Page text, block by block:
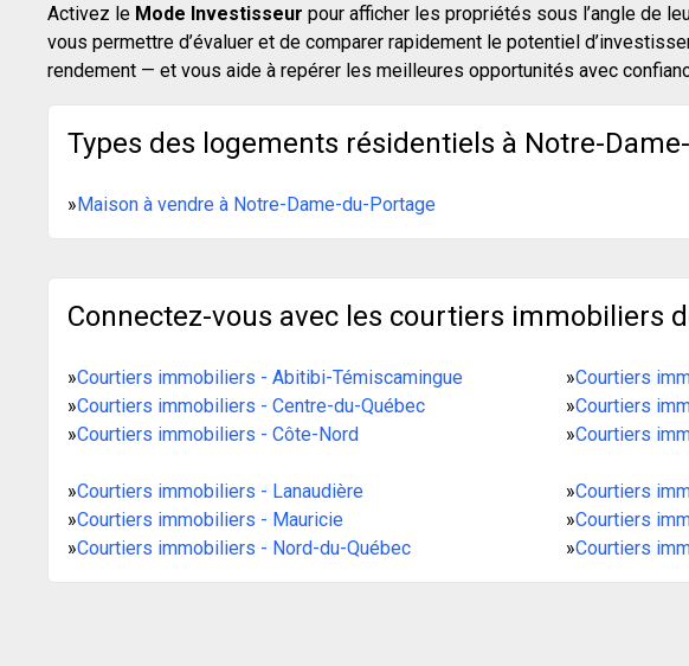
Activez le Mode Investisseur pour afficher les propriétés sous l’angle de
vous permettre d’évaluer et de comparer rapidement le potentiel
rendement — et vous aide à repérer les meilleures opportunités avec
Types des logements résidentiels à Notre-
»Maison à vendre à Notre-Dame-du-Portage
Connectez-vous avec les courtiers immobiliers
»Courtiers immobiliers - Abitibi-Témiscamingue »Courtiers
»Courtiers immobiliers - Centre-du-Québec »Courtiers
»Courtiers immobiliers - Côte-Nord »Courtiers
»Courtiers immobiliers - Lanaudière »Courtiers
»Courtiers immobiliers - Mauricie »Courtiers
»Courtiers immobiliers - Nord-du-Québec »Courtiers